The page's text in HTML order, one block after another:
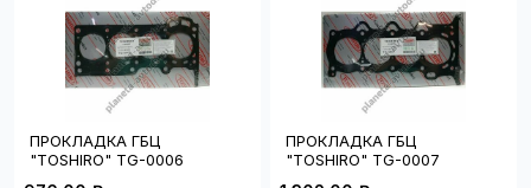
ПРОКЛАДКА ГБЦ
"TOSHIRO" TG-0006
ПРОКЛАДКА ГБЦ
"TOSHIRO" TG-0007